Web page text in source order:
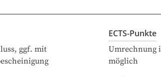
ggf. mit
ECTS-Punkte
Umrechnung
möglich